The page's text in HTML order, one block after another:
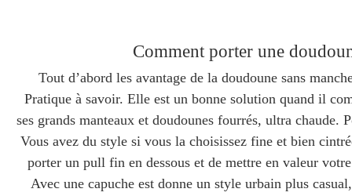
Comment porter une
Tout d’abord les avantage de la doudoune sans
Pratique à savoir. Elle est un bonne solution quand il
ses grands manteaux et doudounes fourrés, ultra
Vous avez du style si vous la choisissez fine et bien
porter un pull fin en dessous et de mettre en valeur
Avec une capuche est donne un style urbain plus